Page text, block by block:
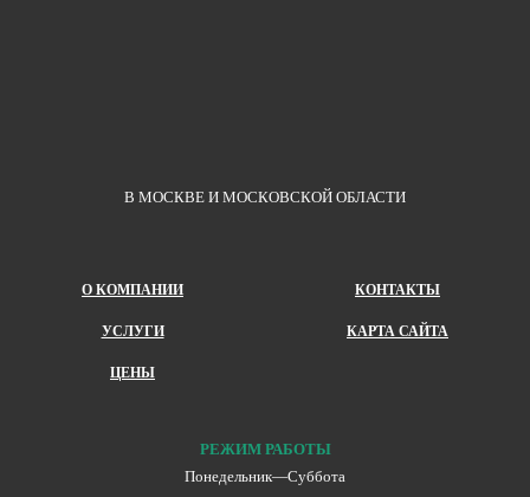
В МОСКВЕ И МОСКОВСКОЙ ОБЛАСТИ
О КОМПАНИИ
УСЛУГИ
ЦЕНЫ
КОНТАКТЫ
КАРТА САЙТА
РЕЖИМ РАБОТЫ
Понедельник―Суббота